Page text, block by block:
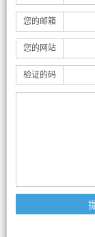
您的邮箱
您的网站
验证的码